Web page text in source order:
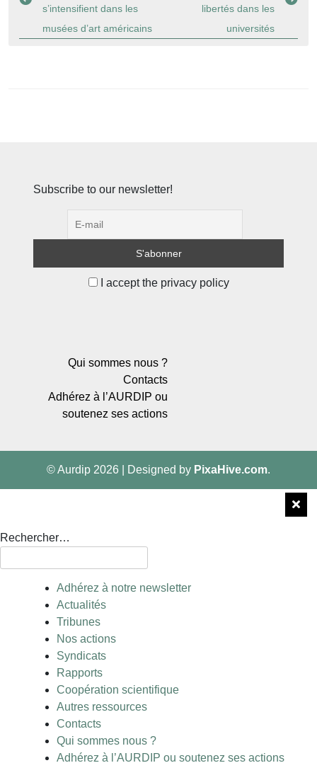
l’article
s’intensifient dans les
musées d’art américains
libertés dans les
universités
Subscribe to our newsletter!
I accept the privacy policy
Qui sommes nous ?
Contacts
Adhérez à l’AURDIP ou
soutenez ses actions
© Aurdip 2026 Designed by PixaHive.com.
Rechercher…
Adhérez à notre newsletter
Actualités
Tribunes
Nos actions
Syndicats
Rapports
Coopération scientifique
Autres ressources
Contacts
Qui sommes nous ?
Adhérez à l’AURDIP ou soutenez ses actions